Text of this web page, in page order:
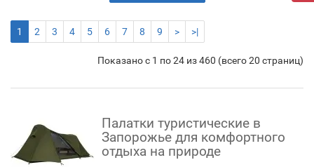
1 2 3 4 5 6 7 8 9 > >|
Показано с 1 по 24 из 460 (всего 20 страниц)
Палатки туристические в
Запорожье для комфортного
отдыха на природе